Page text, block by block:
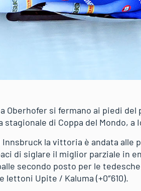
Oberhofer si fermano ai piedi
stagionale di Coppa del Mondo, a
la vittoria è andata alle
di siglare il miglior parziale in
secondo posto per le
lettoni Upite / Kaluma (+0″610).